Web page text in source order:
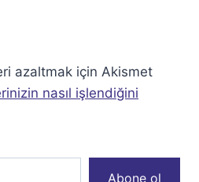
azaltmak için Akismet
nasıl işlendiğini
Abone ol